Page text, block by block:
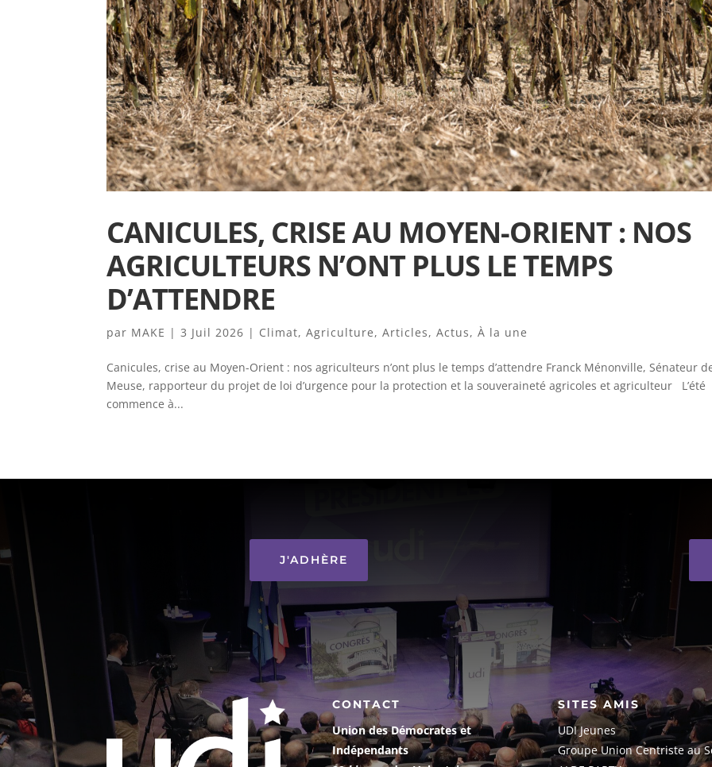
CANICULES, CRISE AU MOYEN-ORIENT : NOS
AGRICULTEURS N’ONT PLUS LE TEMPS
D’ATTENDRE
par MAKE |3 Juil 2026 | Climat,Agriculture,Articles,Actus,À la une
Canicules, crise au Moyen-Orient : nos agriculteurs n’ont plus le temps d’attendre Franck Ménonville, Sénateur
Meuse, rapporteur du projet de loi d’urgence pour la protection et la souveraineté agricoles et agriculteur L’été
commence à...
J'ADHÈRE
CONTACT
Union des Démocrates et
Indépendants
SITES AMIS
UDI Jeunes
Groupe Union Centriste au